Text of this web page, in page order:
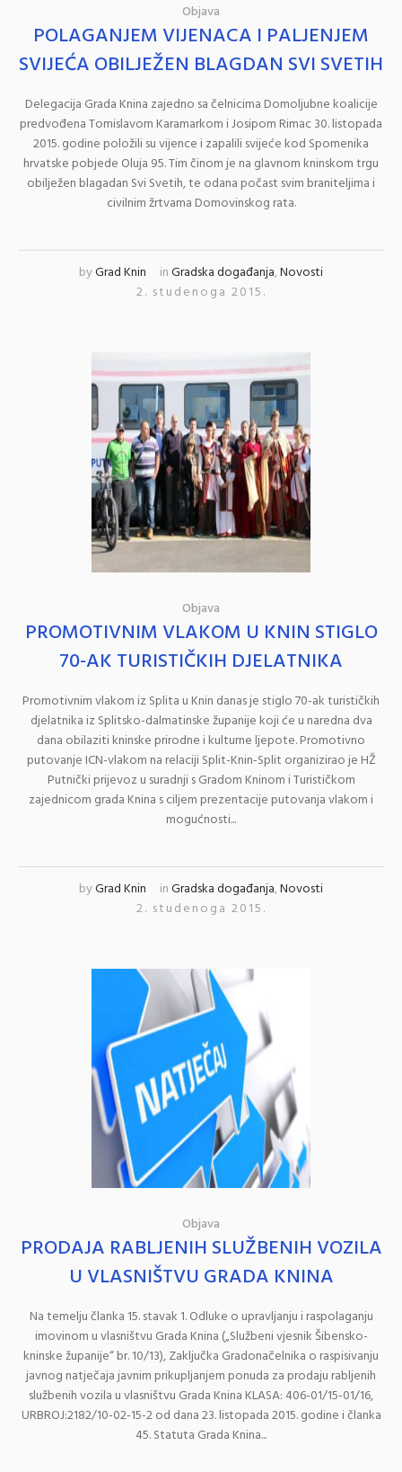
Objava
POLAGANJEM VIJENACA I PALJENJEM
SVIJEĆA OBILJEŽEN BLAGDAN SVI SVETIH
Delegacija Grada Knina zajedno sa čelnicima Domoljubne koalicije
predvođena Tomislavom Karamarkom i Josipom Rimac 30. listopada
2015. godine položili su vijence i zapalili svijeće kod Spomenika
hrvatske pobjede Oluja 95. Tim činom je na glavnom kninskom trgu
obilježen blagadan Svi Svetih, te odana počast svim braniteljima i
civilnim žrtvama Domovinskog rata.
byGrad Knin inGradska događanja,Novosti
2. studenoga 2015.
Objava
PROMOTIVNIM VLAKOM U KNIN STIGLO
70-AK TURISTIČKIH DJELATNIKA
Promotivnim vlakom iz Splita u Knin danas je stiglo 70-ak turističkih
djelatnika iz Splitsko-dalmatinske županije koji će u naredna dva
dana obilaziti kninske prirodne i kulturne ljepote. Promotivno
putovanje ICN-vlakom na relaciji Split-Knin-Split organizirao je HŽ
Putnički prijevoz u suradnji s Gradom Kninom i Turističkom
zajednicom grada Knina s ciljem prezentacije putovanja vlakom i
mogućnosti...
byGrad Knin inGradska događanja,Novosti
2. studenoga 2015.
Objava
PRODAJA RABLJENIH SLUŽBENIH VOZILA
U VLASNIŠTVU GRADA KNINA
Na temelju članka 15. stavak 1. Odluke o upravljanju i raspolaganju
imovinom u vlasništvu Grada Knina („Službeni vjesnik Šibensko-
kninske županije“ br. 10/13), Zaključka Gradonačelnika o raspisivanju
javnog natječaja javnim prikupljanjem ponuda za prodaju rabljenih
službenih vozila u vlasništvu Grada Knina KLASA:­ 406-01/15-01/16,
URBROJ:2182/10-02-15-2 od dana 23. listopada 2015. godine i članka
45. Statuta Grada Knina...